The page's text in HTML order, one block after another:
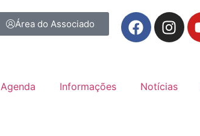
Área do Associado
Agenda Informações Notícias